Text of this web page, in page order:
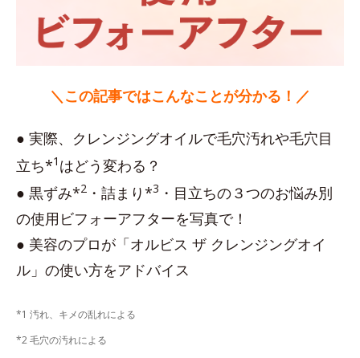
＼この記事ではこんなことが分かる！／
● 実際、クレンジングオイルで毛穴汚れや毛穴目
立ち*1 はどう変わる？
● 黒ずみ*2 ・詰まり*3 ・目立ちの３つのお悩み別
の使用ビフォーアフターを写真で！
● 美容のプロが「オルビス ザ クレンジングオイ
ル」の使い方をアドバイス
*1 汚れ、キメの乱れによる
*2 毛穴の汚れによる